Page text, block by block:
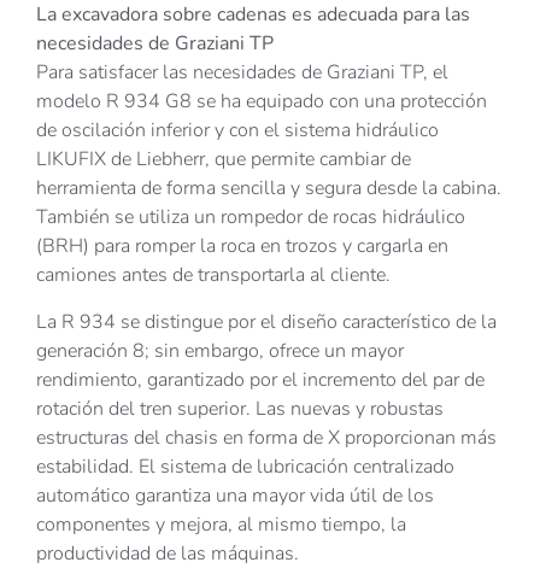
La excavadora sobre cadenas es adecuada para las
necesidades de Graziani TP
Para satisfacer las necesidades de Graziani TP, el
modelo R 934 G8 se ha equipado con una protección
de oscilación inferior y con el sistema hidráulico
LIKUFIX de Liebherr, que permite cambiar de
herramienta de forma sencilla y segura desde la cabina.
También se utiliza un rompedor de rocas hidráulico
(BRH) para romper la roca en trozos y cargarla en
camiones antes de transportarla al cliente.
La R 934 se distingue por el diseño característico de la
generación 8; sin embargo, ofrece un mayor
rendimiento, garantizado por el incremento del par de
rotación del tren superior. Las nuevas y robustas
estructuras del chasis en forma de X proporcionan más
estabilidad. El sistema de lubricación centralizado
automático garantiza una mayor vida útil de los
componentes y mejora, al mismo tiempo, la
productividad de las máquinas.